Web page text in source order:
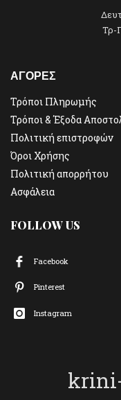
Τρ-
ΑΓΟΡΕΣ
Τρόποι Πληρωμής
Τρόποι & Έξοδα
Πολιτική επιστροφών
Όροι Χρήσης
Πολιτική απορρήτου
Ασφάλεια
FOLLOW US
Facebook
Pinterest
Instagram